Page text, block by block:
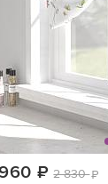
руб.
2 830